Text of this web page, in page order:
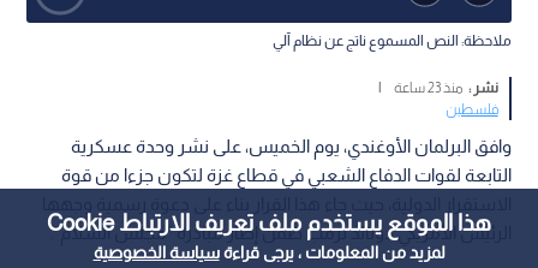
هذا الموقع يستخدم ملف تعريف الارتباط Cookie
لمزيد من المعلومات ، يرجى قراءةسياسة الخصوصية
ملاحظة: النص المسموع ناتج عن نظام آلي
نشر : منذ 23 ساعة
|
فلسطين
وافق البرلمان الأوغندي، يوم الخميس، على نشر وحدة عسكرية
التابعة لقوات الدفاع الشعبي في قطاع غزة لتكون جزءا من قوة
الرئيس الأمريكي دونالد ترمب ضمن إطار مبادرة "مجلس السلام".